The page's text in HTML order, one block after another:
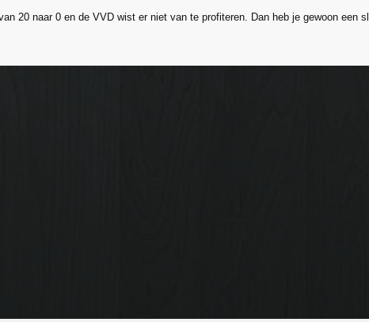
20 naar 0 en de VVD wist er niet van te profiteren. Dan heb je gewoon een